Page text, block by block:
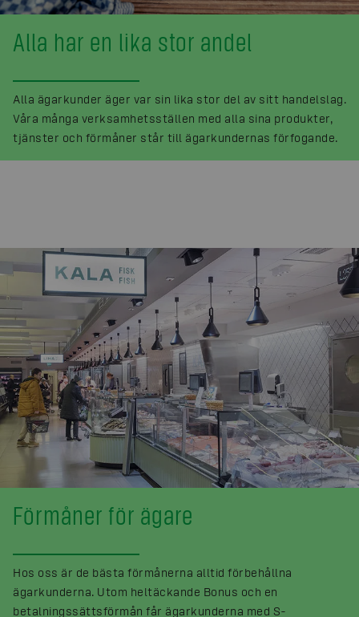
Alla har en lika stor andel
Alla ägarkunder äger var sin lika stor del av sitt handelslag.
Våra många verksamhetsställen med alla sina produkter,
tjänster och förmåner står till ägarkundernas förfogande.
Förmåner för ägare
Hos oss är de bästa förmånerna alltid förbehållna
ägarkunderna. Utom heltäckande Bonus och en
betalningssättsförmån får ägarkunderna med S-